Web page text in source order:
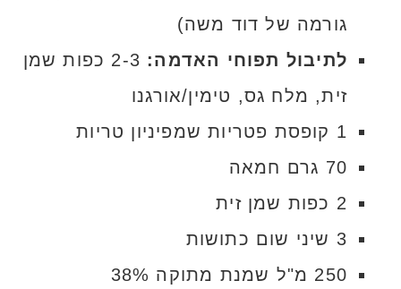
גורמה של דוד משה)
לתיבול תפוחי האדמה:
2-3 כפות שמן
זית, מלח גס, טימין/אורגנו
1 קופסת פטריות שמפיניון טריות
70 גרם חמאה
2 כפות שמן זית
3 שיני שום כתושות
250 מ"ל שמנת מתוקה 38%